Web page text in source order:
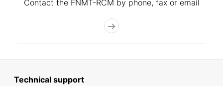
Contact the FNMT-RCM by phone, fax or email
Technical support